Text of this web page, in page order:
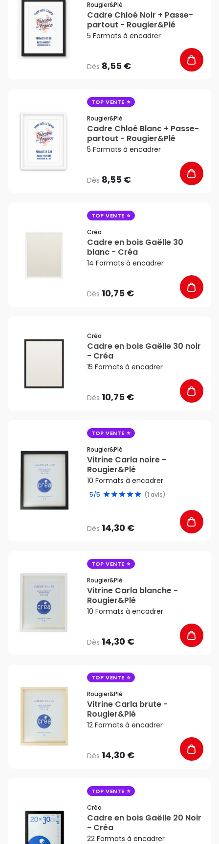
Rougier&plé
Cadre Chloé Noir + Passe-
partout - Rougier&Plé
5 Formats à encadrer
Dès 8,55 €
TOP VENTE
Rougier&plé
Cadre Chloé Blanc + Passe-
partout - Rougier&Plé
5 Formats à encadrer
Dès 8,55 €
TOP VENTE
Créa
Cadre en bois Gaëlle 30
blanc - Créa
14 Formats à encadrer
Dès 10,75 €
Créa
Cadre en bois Gaëlle 30 noir
- Créa
15 Formats à encadrer
Dès 10,75 €
TOP VENTE
Rougier&plé
Vitrine Carla noire -
Rougier&Plé
10 Formats à encadrer
5/5 (1 avis)
Dès 14,30 €
TOP VENTE
Rougier&plé
Vitrine Carla blanche -
Rougier&Plé
10 Formats à encadrer
Dès 14,30 €
TOP VENTE
Rougier&plé
Vitrine Carla brute -
Rougier&Plé
12 Formats à encadrer
Dès 14,30 €
TOP VENTE
Créa
Cadre en bois Gaëlle 20 Noir
- Créa
22 Formats à encadrer